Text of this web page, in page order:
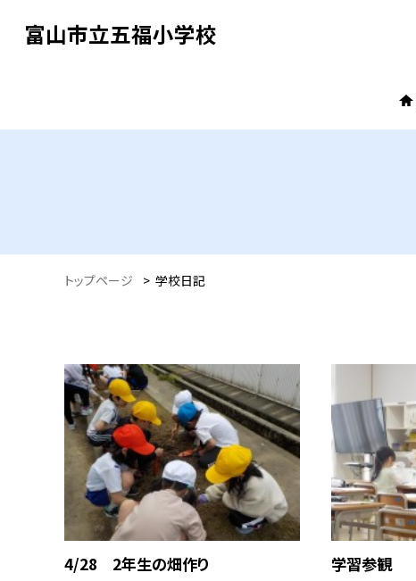
富山市立五福小学校
トップページ > 学校日記
4/28 2年生の畑作り 学習参観